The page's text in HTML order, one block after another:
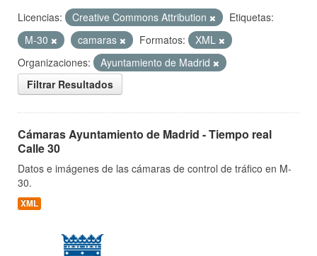
Licencias: Creative Commons Attribution
Etiquetas:
M-30
camaras Formatos:
XML
Organizaciones:
Ayuntamiento de Madrid
Filtrar Resultados
Cámaras Ayuntamiento de Madrid - Tiempo real
Calle 30
Datos e imágenes de las cámaras de control de tráfico en M-
30.
XML